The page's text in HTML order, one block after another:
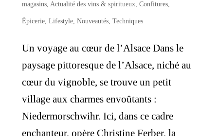
magasins, Actualité des vins & spiritueux, Confitures,
Épicerie, Lifestyle, Nouveautés, Techniques
Un voyage au cœur de l’Alsace Dans le
paysage pittoresque de l’Alsace, niché au
cœur du vignoble, se trouve un petit
village aux charmes envoûtants :
Niedermorschwihr. Ici, dans ce cadre
enchanteur, opère Christine Ferber, la